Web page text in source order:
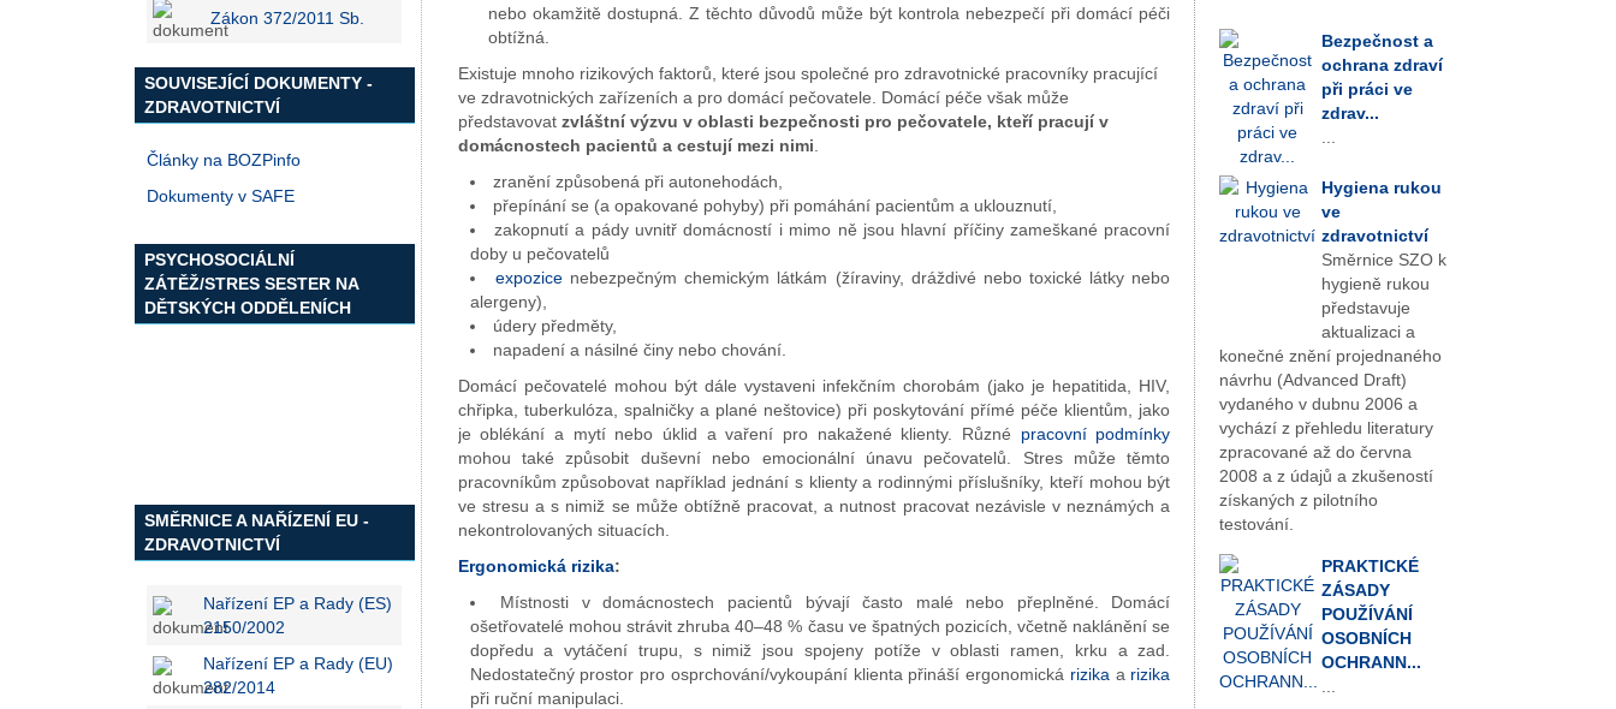
Zákon 372/2011 Sb.
SOUVISEJÍCÍ DOKUMENTY -
ZDRAVOTNICTVÍ
Články na BOZPinfo
Dokumenty v SAFE
PSYCHOSOCIÁLNÍ
ZÁTĚŽ/STRES SESTER NA
DĚTSKÝCH ODDĚLENÍCH
SMĚRNICE A NAŘÍZENÍ EU -
ZDRAVOTNICTVÍ
Nařízení EP a Rady (ES)
2150/2002
Nařízení EP a Rady (EU)
282/2014
nebo okamžitě dostupná. Z těchto důvodů může být kontrola nebezpečí při domácí péči
obtížná.
Existuje mnoho rizikových faktorů, které jsou společné pro zdravotnické pracovníky pracující
ve zdravotnických zařízeních a pro domácí pečovatele. Domácí péče však může
představovat zvláštní výzvu v oblasti bezpečnosti pro pečovatele, kteří pracují v
domácnostech pacientů a cestují mezi nimi
zranění způsobená při autonehodách,
přepínání se (a opakované pohyby) při pomáhání pacientům a uklouznutí,
zakopnutí a pády uvnitř domácností i mimo ně jsou hlavní příčiny zameškané pracovní
doby u pečovatelů
expozicenebezpečným chemickým látkám (žíraviny, dráždivé nebo toxické látky nebo
alergeny),
údery předměty,
napadení a násilné činy nebo chování.
Domácí pečovatelé mohou být dále vystaveni infekčním chorobám (jako je hepatitida, HIV,
chřipka, tuberkulóza, spalničky a plané neštovice) při poskytování přímé péče klientům, jako
je oblékání a mytí nebo úklid a vaření pro nakažené klienty. Různé pracovní podmínky
mohou také způsobit duševní nebo emocionální únavu pečovatelů. Stres může těmto
pracovníkům způsobovat například jednání s klienty a rodinnými příslušníky, kteří mohou být
ve stresu a s nimiž se může obtížně pracovat, a nutnost pracovat nezávisle v neznámých a
nekontrolovaných situacích.
Ergonomická rizika:
Místnosti v domácnostech pacientů bývají často malé nebo přeplněné. Domácí
ošetřovatelé mohou strávit zhruba 40–48 % času ve špatných pozicích, včetně naklánění se
dopředu a vytáčení trupu, s nimiž jsou spojeny potíže v oblasti ramen, krku a zad.
Nedostatečný prostor pro osprchování/vykoupání klienta přináší ergonomická rizika a rizika
při ruční manipulaci.
Bezpečnost a
ochrana zdraví
při práci ve
zdrav...
Hygiena rukou
ve
zdravotnictví
Směrnice SZO k
hygieně rukou
představuje
aktualizaci a
konečné znění projednaného
návrhu (Advanced Draft)
vydaného v dubnu 2006 a
vychází z přehledu literatury
zpracované až do června
2008 a z údajů a zkušeností
získaných z pilotního
testování.
PRAKTICKÉ
ZÁSADY
POUŽÍVÁNÍ
OSOBNÍCH
OCHRANN...